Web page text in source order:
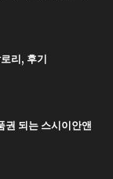
리, 후기
권 되는 스시이안앤